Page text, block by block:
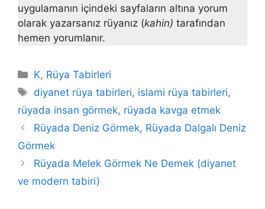
uygulamanın içindeki sayfaların altına yorum
olarak yazarsanız rüyanız (kahin) tarafından
hemen yorumlanır.
Kategoriler
K, Rüya Tabirleri
Etiketler
diyanet rüya tabirleri, islami rüya tabirleri,
rüyada insan görmek, rüyada kavga etmek
Rüyada Deniz Görmek, Rüyada Dalgalı Deniz
Görmek
Rüyada Melek Görmek Ne Demek (diyanet
ve modern tabiri)